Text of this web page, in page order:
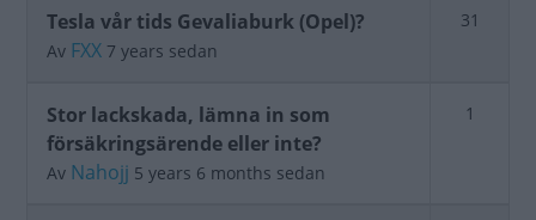
Stängt
ämne
Tesla vår tids Gevaliaburk (Opel)?
Av FXX 7 years sedan
31
Stängt
ämne
Stor lackskada, lämna in som
försäkringsärende eller inte?
Av Nahojj 5 years 6 months sedan
1